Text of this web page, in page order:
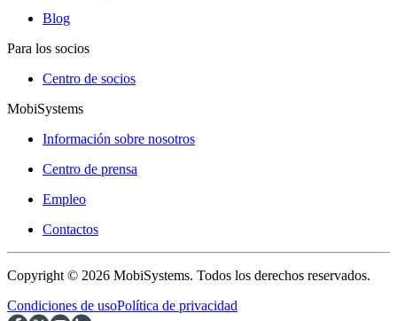
Blog
Para los socios
Centro de socios
MobiSystems
Información sobre nosotros
Centro de prensa
Empleo
Contactos
Copyright © 2026 MobiSystems. Todos los derechos reservados.
Condiciones de usoPolítica de privacidad